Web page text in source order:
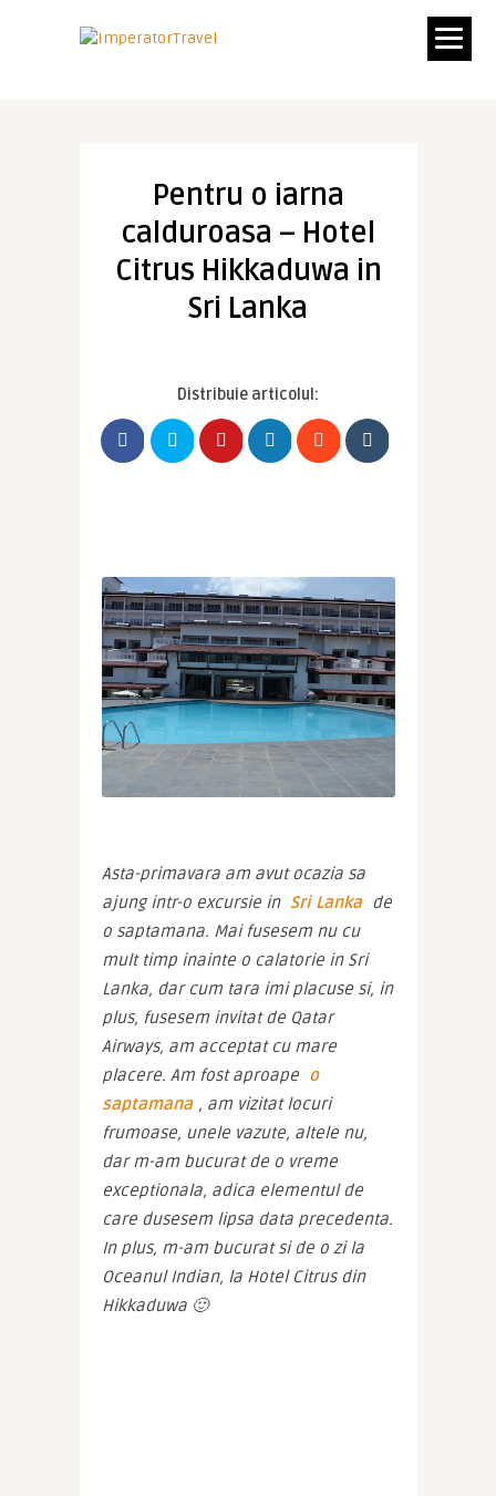
Pentru o iarna
calduroasa – Hotel
Citrus Hikkaduwa in
Sri Lanka
Distribuie articolul:
Asta-primavara am avut ocazia sa
ajung intr-o excursie in Sri Lanka de
o saptamana. Mai fusesem nu cu
mult timp inainte o calatorie in Sri
Lanka, dar cum tara imi placuse si, in
plus, fusesem invitat de Qatar
Airways, am acceptat cu mare
placere. Am fost aproape o
saptamana , am vizitat locuri
frumoase, unele vazute, altele nu,
dar m-am bucurat de o vreme
exceptionala, adica elementul de
care dusesem lipsa data precedenta.
In plus, m-am bucurat si de o zi la
Oceanul Indian, la Hotel Citrus din
Hikkaduwa 🙂